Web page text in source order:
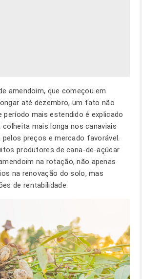
amendoim, que começou em
até dezembro, um fato não
período mais estendido é explicado
colheita mais longa nos canaviais
preços e mercado favorável.
produtores de cana-de-açúcar
na rotação, não apenas
na renovação do solo, mas
de rentabilidade.